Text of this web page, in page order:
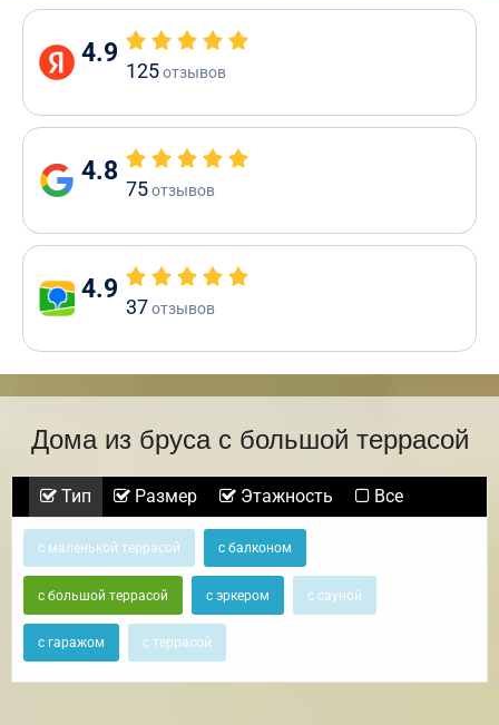
4.9
125отзывов
4.8
75отзывов
4.9
37отзывов
Дома из бруса с большой террасой
Тип Размер Этажность Все
с маленькой террасой с балконом
с большой террасой с эркером с сауной
с гаражом с террасой